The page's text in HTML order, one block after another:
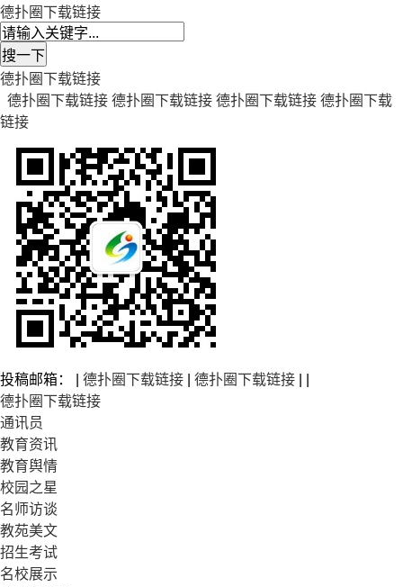
德扑圈下载链接
德扑圈下载链接
德扑圈下载链接 德扑圈下载链接 德扑圈下载链接 德扑圈下载
链接
投稿邮箱： | 德扑圈下载链接 德扑圈下载链接
德扑圈下载链接
通讯员
教育资讯
教育舆情
校园之星
名师访谈
教苑美文
招生考试
名校展示